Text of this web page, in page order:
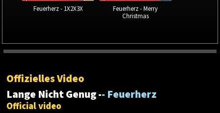
Feuerherz - 1X2X3X
Feuerherz - Merry
Christmas
Offizielles Video
Lange Nicht Genug -- Feuerherz
Official video